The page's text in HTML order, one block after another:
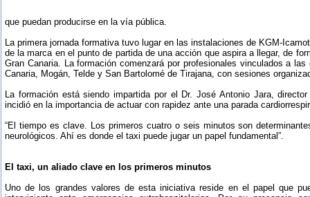
que puedan producirse en la vía pública.
La primera jornada formativa tuvo lugar en las instalaciones de KGM-
de la marca en el punto de partida de una acción que aspira a llegar, de
Gran Canaria. La formación comenzará por profesionales vinculados a
Canaria, Mogán, Telde y San Bartolomé de Tirajana, con sesiones
La formación está siendo impartida por el Dr. José Antonio Jara,
incidió en la importancia de actuar con rapidez ante una parada
“El tiempo es clave. Los primeros cuatro o seis minutos son
neurológicos. Ahí es donde el taxi puede jugar un papel fundamental”.
El taxi, un aliado clave en los primeros minutos
Uno de los grandes valores de esta iniciativa reside en el papel que